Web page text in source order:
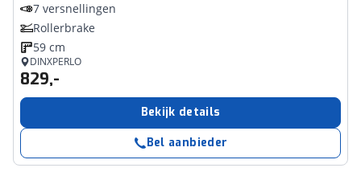
7 versnellingen
Rollerbrake
59 cm
DINXPERLO
829,-
Bekijk details
Bel aanbieder